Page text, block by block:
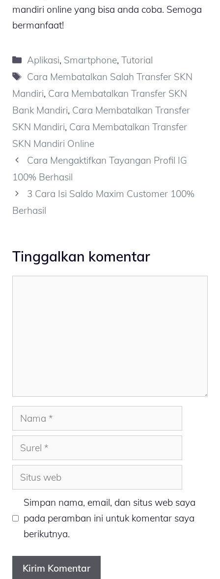
mandiri online yang bisa anda coba. Semoga
bermanfaat!
Kategori
Aplikasi, Smartphone,Tutorial
Tag
Cara Membatalkan Salah Transfer SKN
Mandiri, Cara Membatalkan Transfer SKN
Bank Mandiri, Cara Membatalkan Transfer
SKN Mandiri, Cara Membatalkan Transfer
SKN Mandiri Online
Cara Mengaktifkan Tayangan Profil IG
100% Berhasil
3 Cara Isi Saldo Maxim Customer 100%
Berhasil
Tinggalkan komentar
Nama
Surel
Situs
web
Simpan nama, email, dan situs web saya
pada peramban ini untuk komentar saya
berikutnya.